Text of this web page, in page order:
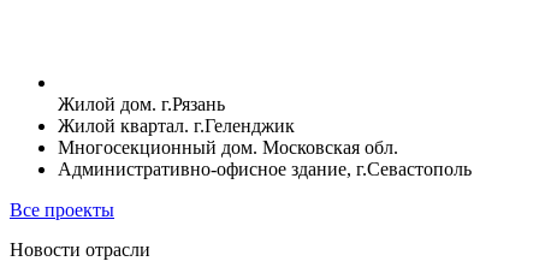
Жилой дом. г.Рязань
Жилой квартал. г.Геленджик
Многосекционный дом. Московская обл.
Административно-офисное здание, г.Севастополь
Все проекты
Новости отрасли